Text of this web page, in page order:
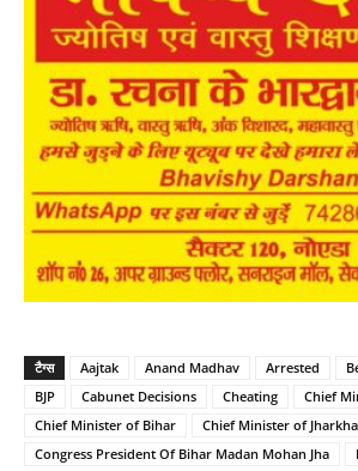
टैग्स Aajtak Anand Madhav Arrested
BJP
Cabunet Decisions Cheating
Chief
Chief Minister of Bihar
Chief Minister of
Congress President Of Bihar Madan Mohan Jha